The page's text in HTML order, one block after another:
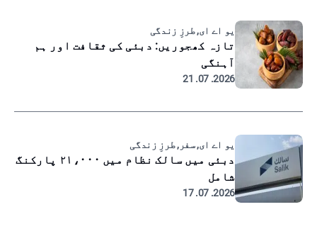
یو اے ای, طرزِ زندگی
تازہ کھجوریں: دبئی کی ثقافت اور ہم
آہنگی
2026. 07. 21
یو اے ای, سفر, طرزِ زندگی
دبئی میں سالک نظام میں ۲۱،۰۰۰ پارکنگ
شامل
2026. 07. 17